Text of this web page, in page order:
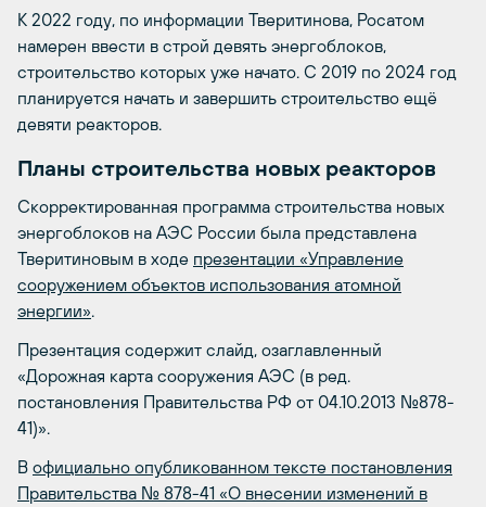
К 2022 году, по информации Тверитинова, Росатом
намерен ввести в строй девять энергоблоков,
строительство которых уже начато. С 2019 по 2024 год
планируется начать и завершить строительство ещё
девяти реакторов.
Планы строительства новых реакторов
Скорректированная программа строительства новых
энергоблоков на АЭС России была представлена
Тверитиновым в ходе презентации «Управление
сооружением объектов использования атомной
энергии».
Презентация содержит слайд, озаглавленный
«Дорожная карта сооружения АЭС (в ред.
постановления Правительства РФ от 04.10.2013 №878-
41)».
В официально опубликованном тексте постановления
Правительства № 878-41 «О внесении изменений в